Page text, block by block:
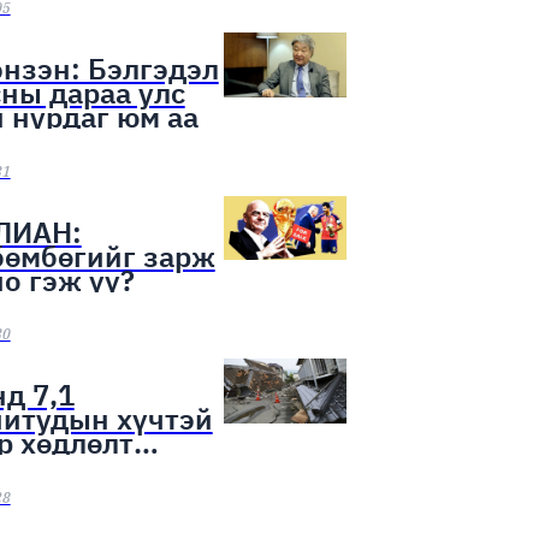
Бэлгэдэл
дараа улс
нурдаг юм аа
зарж
гэж үү?
7,1
хүчтэй
хөдлөлт